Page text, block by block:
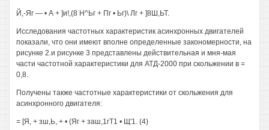
Й,-Яг — • А + ]и!,(8 Н^Ьг + Пг • Ьг)\ Лг + ]8Ш,ЬТ.
Исследования частотных характеристик асинхронных двигателей
показали, что они имеют вполне определенные закономерности, на
рисунке 2.и рисунке 3 представлены действительная и мня-мая
части частотной характеристики для АТД-2000 при скольжении в =
0,8.
Получены также частотные характеристики от скольжения для
асинхронного двигателя:
= [Я, + зш,Ь, + • (Яг + заш,1гТ1 • Щ'1. (4)